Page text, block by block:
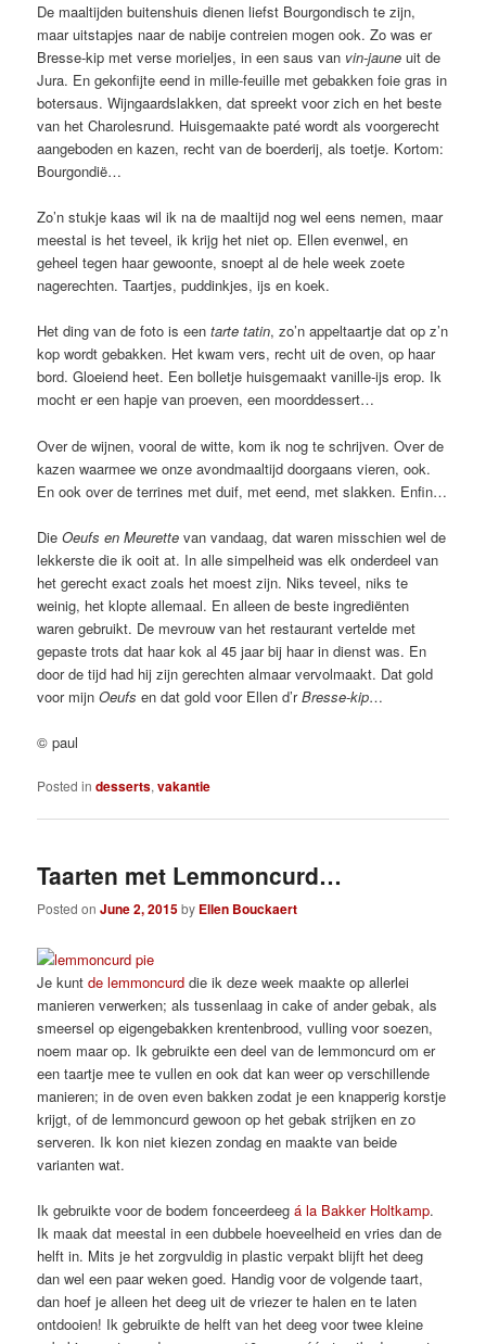
De maaltijden buitenshuis dienen liefst Bourgondisch te zijn,
maar uitstapjes naar de nabije contreien mogen ook. Zo was er
Bresse-kip met verse morieljes, in een saus van vin-jaune uit de
Jura. En gekonfijte eend in mille-feuille met gebakken foie gras in
botersaus. Wijngaardslakken, dat spreekt voor zich en het beste
van het Charolesrund. Huisgemaakte paté wordt als voorgerecht
aangeboden en kazen, recht van de boerderij, als toetje. Kortom:
Bourgondië…
Zo’n stukje kaas wil ik na de maaltijd nog wel eens nemen, maar
meestal is het teveel, ik krijg het niet op. Ellen evenwel, en
geheel tegen haar gewoonte, snoept al de hele week zoete
nagerechten. Taartjes, puddinkjes, ijs en koek.
Het ding van de foto is eentarte tatin, zo’n appeltaartje dat op z’n
kop wordt gebakken. Het kwam vers, recht uit de oven, op haar
bord. Gloeiend heet. Een bolletje huisgemaakt vanille-ijs erop. Ik
mocht er een hapje van proeven, een moorddessert…
Over de wijnen, vooral de witte, kom ik nog te schrijven. Over de
kazen waarmee we onze avondmaaltijd doorgaans vieren, ook.
En ook over de terrines met duif, met eend, met slakken. Enfin…
DieOeufs en Meurette van vandaag, dat waren misschien wel de
lekkerste die ik ooit at. In alle simpelheid was elk onderdeel van
het gerecht exact zoals het moest zijn. Niks teveel, niks te
weinig, het klopte allemaal. En alleen de beste ingrediënten
waren gebruikt. De mevrouw van het restaurant vertelde met
gepaste trots dat haar kok al 45 jaar bij haar in dienst was. En
door de tijd had hij zijn gerechten almaar vervolmaakt. Dat gold
voor mijn Oeufs en dat gold voor Ellen d’rBresse-kip…
© paul
Posted in desserts,vakantie
Taarten met Lemmoncurd…
Posted onJune 2, 2015by Ellen Bouckaert
Je kuntde lemmoncurd die ik deze week maakte op allerlei
manieren verwerken; als tussenlaag in cake of ander gebak, als
smeersel op eigengebakken krentenbrood, vulling voor soezen,
noem maar op. Ik gebruikte een deel van de lemmoncurd om er
een taartje mee te vullen en ook dat kan weer op verschillende
manieren; in de oven even bakken zodat je een knapperig korstje
krijgt, of de lemmoncurd gewoon op het gebak strijken en zo
serveren. Ik kon niet kiezen zondag en maakte van beide
varianten wat.
Ik gebruikte voor de bodem fonceerdeegá la Bakker Holtkamp.
Ik maak dat meestal in een dubbele hoeveelheid en vries dan de
helft in. Mits je het zorgvuldig in plastic verpakt blijft het deeg
dan wel een paar weken goed. Handig voor de volgende taart,
dan hoef je alleen het deeg uit de vriezer te halen en te laten
ontdooien! Ik gebruikte de helft van het deeg voor twee kleine